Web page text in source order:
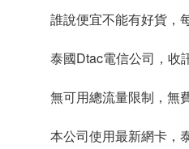
誰說便宜不能有好貨，
泰國Dtac電信公司，收
無可用總流量限制，無
本公司使用最新網卡，